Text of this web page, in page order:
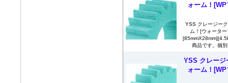
ォーム！
YSS クレージー
ム！[ウォータ
商品です。個
YSS クレージ
ォーム！